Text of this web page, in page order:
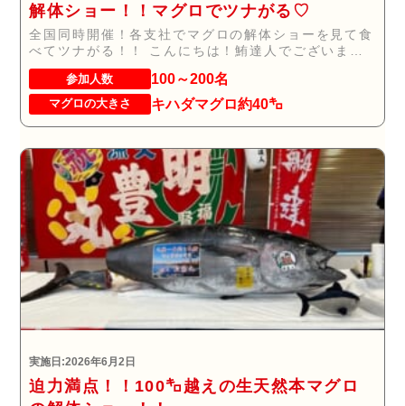
解体ショー！！マグロでツナがる♡
全国同時開催！各支社でマグロの解体ショーを見て食
べてツナがる！！ こんにちは！鮪達人でございま
す。...
参加人数 100～200名
マグロの大きさ キハダマグロ約40㌔
実施日:2026年6月2日
迫力満点！！100㌔越えの生天然本マグロ